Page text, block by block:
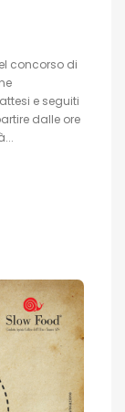
concorso di
e seguiti
dalle ore